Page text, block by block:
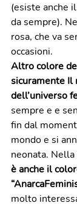
(esiste anche
da sempre).
rosa, che va
occasioni.
Altro colore
sicuramente Il
dell’universo
sempre e e
fin dal
mondo e si
neonata.
è anche il
molto